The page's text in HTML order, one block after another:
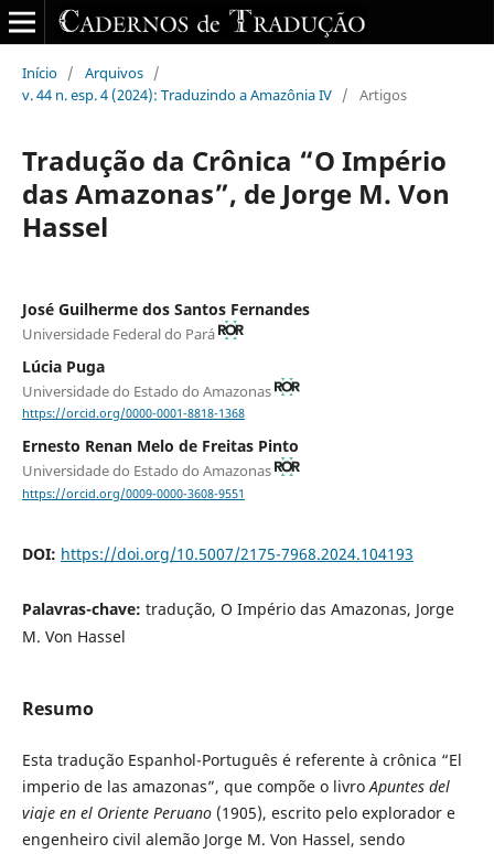
Início / Arquivos /
v. 44 n. esp. 4 (2024): Traduzindo a Amazônia IV / Artigos
Tradução da Crônica “O Império
das Amazonas”, de Jorge M. Von
Hassel
José Guilherme dos Santos Fernandes
Universidade Federal do Pará
Lúcia Puga
Universidade do Estado do Amazonas
https://orcid.org/0000-0001-8818-1368
Ernesto Renan Melo de Freitas Pinto
Universidade do Estado do Amazonas
https://orcid.org/0009-0000-3608-9551
DOI: https://doi.org/10.5007/2175-7968.2024.104193
Palavras-chave: tradução, O Império das Amazonas, Jorge
M. Von Hassel
Resumo
Esta tradução Espanhol-Português é referente à crônica “El
imperio de las amazonas”, que compõe o livroApuntes del
viaje en el Oriente Peruano(1905), escrito pelo explorador e
engenheiro civil alemão Jorge M. Von Hassel, sendo